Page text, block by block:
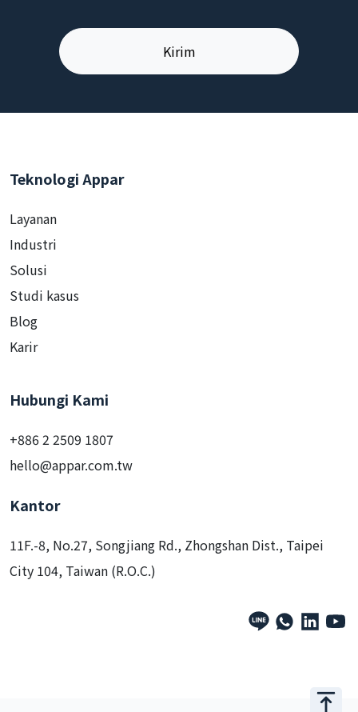
Teknologi Appar
Layanan
Industri
Solusi
Studi kasus
Blog
Karir
Hubungi Kami
+886 2 2509 1807
hello@appar.com.tw
Kantor
11F.-8, No.27, Songjiang Rd., Zhongshan Dist., Taipei
City 104, Taiwan (R.O.C.)